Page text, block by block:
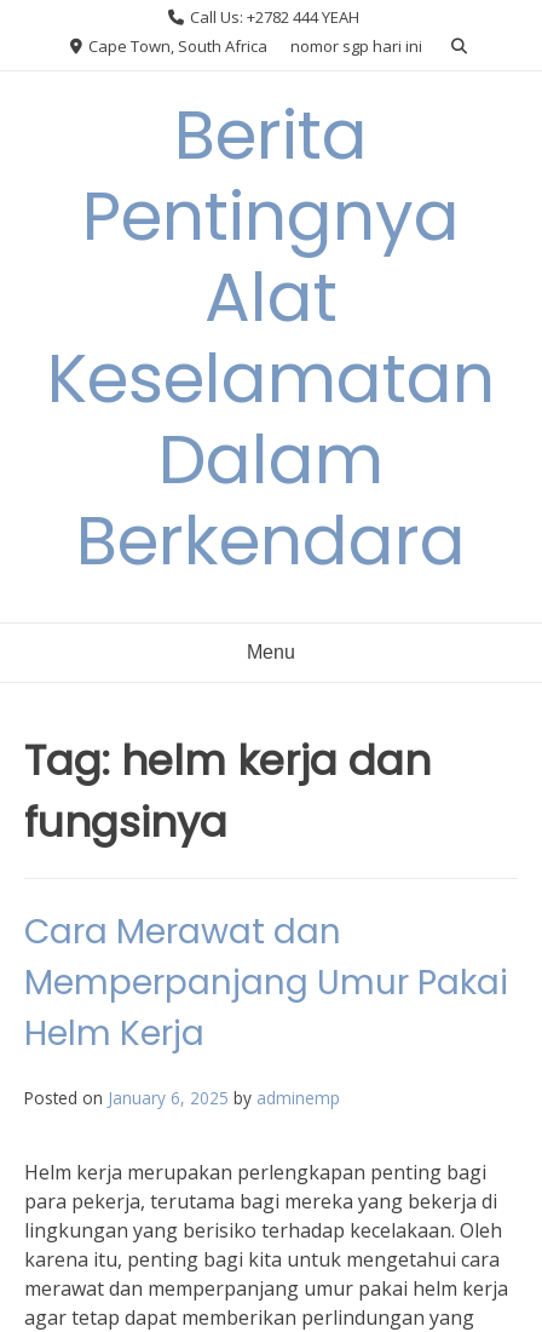
Call Us: +2782 444 YEAH
Cape Town, South Africa
nomor sgp hari ini
Berita
Pentingnya
Alat
Keselamatan
Dalam
Berkendara
Menu
Tag: helm kerja dan
fungsinya
Cara Merawat dan
Memperpanjang Umur Pakai
Helm Kerja
Posted on January 6, 2025 by adminemp
Helm kerja merupakan perlengkapan penting bagi
para pekerja, terutama bagi mereka yang bekerja di
lingkungan yang berisiko terhadap kecelakaan. Oleh
karena itu, penting bagi kita untuk mengetahui cara
merawat dan memperpanjang umur pakai helm kerja
agar tetap dapat memberikan perlindungan yang